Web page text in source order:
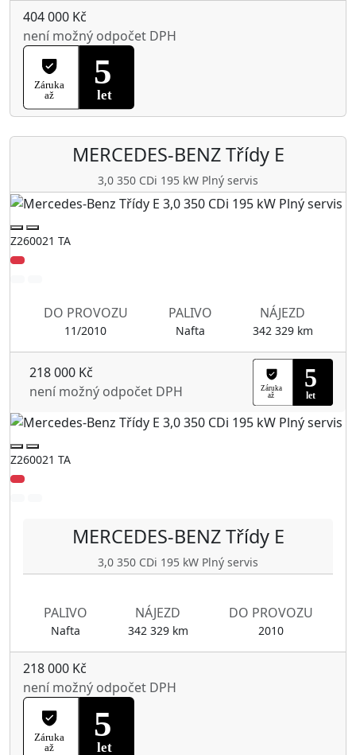
404 000 Kč
není možný odpočet DPH
MERCEDES-BENZTřídy E
3,0 350 CDi 195 kW Plný servis
Z260021 TA
DO PROVOZU
11/2010
PALIVO
Nafta
NÁJEZD
342 329 km
218 000 Kč
není možný odpočet DPH
Z260021 TA
MERCEDES-BENZTřídy E
3,0 350 CDi 195 kW Plný servis
PALIVO
Nafta
NÁJEZD
342 329 km
DO PROVOZU
2010
218 000 Kč
není možný odpočet DPH